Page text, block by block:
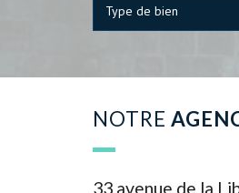
Type de bien
NOTRE
33 avenue de la